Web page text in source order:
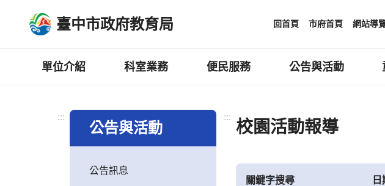
臺中市政府教育局 回首頁 市府首頁 網站導
單位介紹 科室業務 便民服務 公告與活動
:::
公告與活動
公告訊息
:::
校園活動報導
關鍵字搜尋